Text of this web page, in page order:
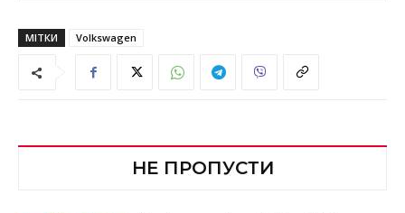
МІТКИ Volkswagen
НЕ ПРОПУСТИ